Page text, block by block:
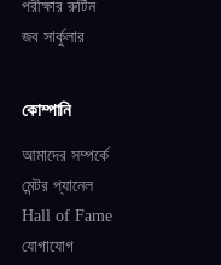
পরীক্ষার রুটিন
জব সার্কুলার
কোম্পানি
আমাদের সম্পর্কে
মেন্টর প্যানেল
Hall of Fame
যোগাযোগ